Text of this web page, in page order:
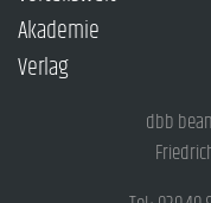
Akademie
Verlag
dbb